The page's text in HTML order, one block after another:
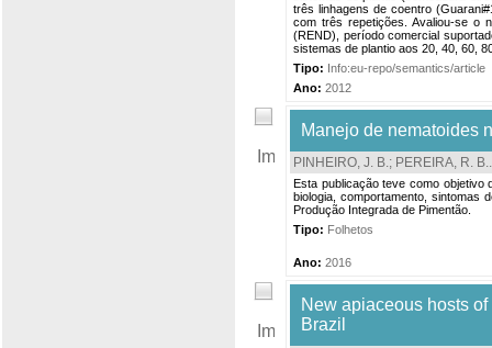
três linhagens de coentro
com três repetições. Avaliou-se o
(REND), período comercial
sistemas de plantio aos 20, 40, 60,
Tipo: Info:eu-repo/semantics/article
Ano: 2012
Manejo de nematoides
PINHEIRO, J. B.; PEREIRA, R. B..
Esta publicação teve como
biologia, comportamento,
Produção Integrada de Pimentão.
Tipo: Folhetos
Ano: 2016
New apiaceous hosts
Brazil